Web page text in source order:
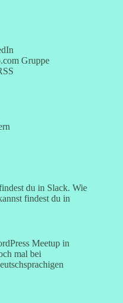
Gruppe
du in Slack. Wie
findest du in
Meetup in
mal bei